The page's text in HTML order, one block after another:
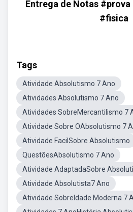
Entrega de Notas
#fisica
Tags
Atividade Absolutismo 7 Ano
Atividades Absolutismo 7 Ano
Atividades SobreMercantilismo 7
Atividade Sobre OAbsolutismo 7
Atividade FacilSobre Absolutismo
QuestõesAbsolutismo 7 Ano
Atividade AdaptadaSobre
Atividade Absolutista7 Ano
Atividade SobreIdade Moderna 7